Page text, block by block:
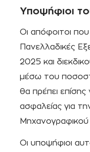
Υποψήφιοι
Οι απόφοιτοι
Πανελλαδικές
2025 και
μέσω του
θα πρέπει
ασφαλείας για
Μηχανογραφικού
Οι υποψήφιοι